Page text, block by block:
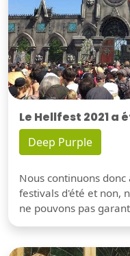
Le Hellfest 2021 a
Deep Purple
Nous continuons
festivals d'été et non,
ne pouvons pas